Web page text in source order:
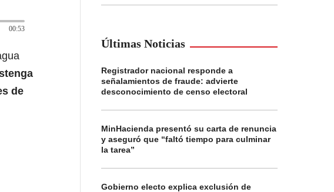
00:53
de
Últimas Noticias
Registrador nacional responde a
señalamientos de fraude: advierte
desconocimiento de censo electoral
MinHacienda presentó su carta de renuncia
y aseguró que “faltó tiempo para culminar
la tarea”
Gobierno electo explica exclusión de